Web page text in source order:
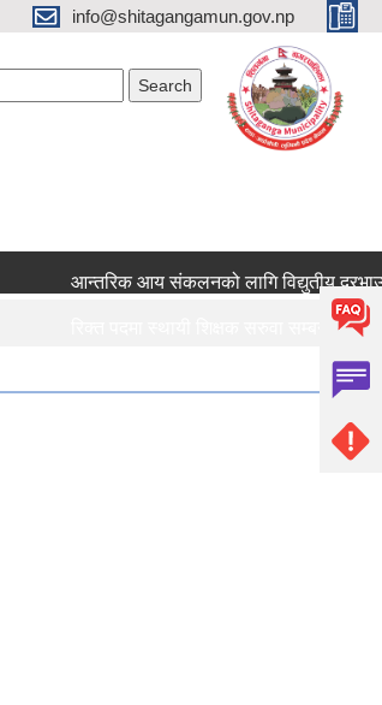
info@shitagangamun.gov.np
आन्तरिक आय संकलनको लागि विद्युतीय
रिक्त पदमा स्थायी शिक्षक सरुवा सम्बन्धमा ।।।
रिक्त पदमा स्थायी शिक्षक सरुवा सम्बन्धमा ।।।